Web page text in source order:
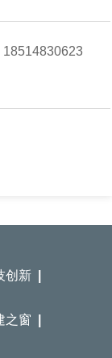
创新 |
之窗 |